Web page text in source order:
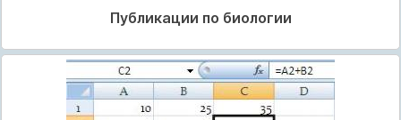
Публикации по биологии